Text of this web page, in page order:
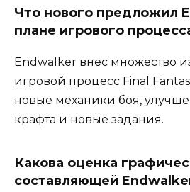
Что нового предложил
плане игрового
Endwalker внес множество
игровой процесс Final
новые механики боя,
крафта и новые задания.
Какова оценка
составляющей